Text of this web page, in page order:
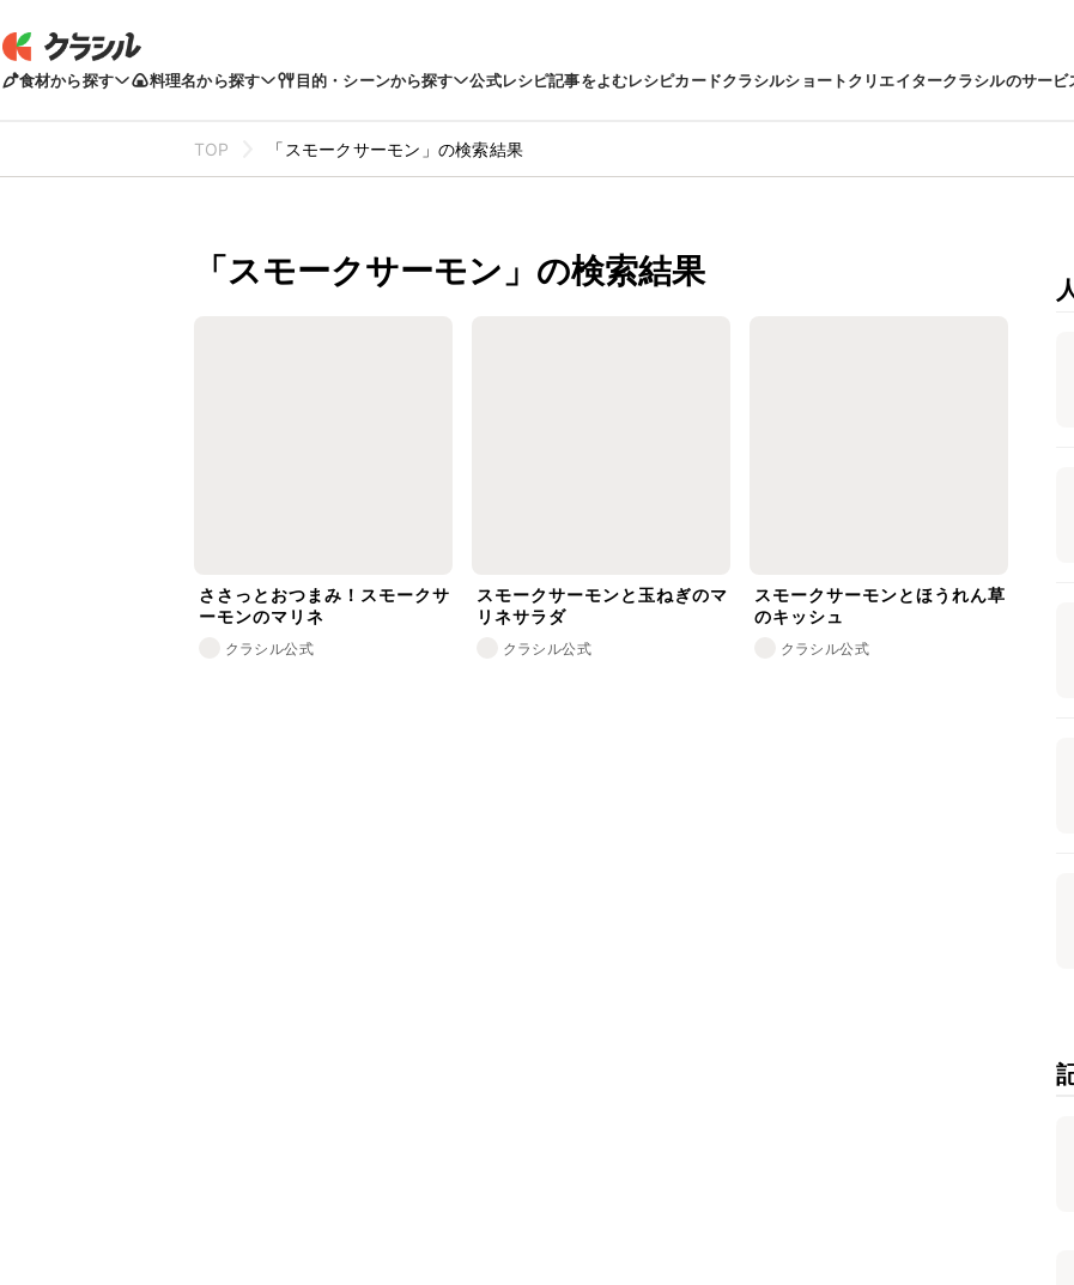
食材から探す 料理名から探す 目的・シーンから探す 公式レシピ記事をよむレシピカードクラシルショートクリエイタークラシルのサービ
TOP 「スモークサーモン」の検索結果
「スモークサーモン」の検索結果
ささっとおつまみ！スモークサ
ーモンのマリネ
クラシル公式
スモークサーモンと玉ねぎのマ
リネサラダ
クラシル公式
スモークサーモンとほうれん草
のキッシュ
クラシル公式